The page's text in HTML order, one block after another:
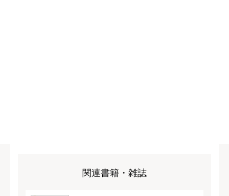
関連書籍・雑誌